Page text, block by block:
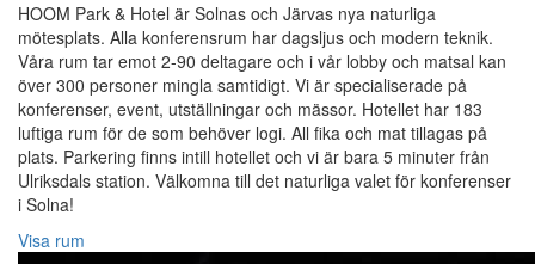
HOOM Park & Hotel är Solnas och Järvas nya naturliga
mötesplats. Alla konferensrum har dagsljus och modern teknik.
Våra rum tar emot 2-90 deltagare och i vår lobby och matsal kan
över 300 personer mingla samtidigt. Vi är specialiserade på
konferenser, event, utställningar och mässor. Hotellet har 183
luftiga rum för de som behöver logi. All fika och mat tillagas på
plats. Parkering finns intill hotellet och vi är bara 5 minuter från
Ulriksdals station. Välkomna till det naturliga valet för konferenser
i Solna!
Visa rum